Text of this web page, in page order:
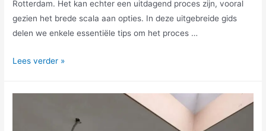
Rotterdam. Het kan echter een uitdagend proces zijn, vooral
gezien het brede scala aan opties. In deze uitgebreide gids
delen we enkele essentiële tips om het proces …
Lees verder »